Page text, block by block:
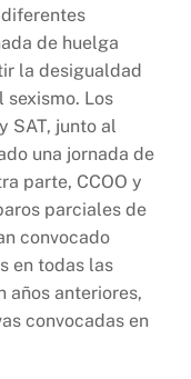
de huelga
la desigualdad
sexismo. Los
SAT, junto al
una jornada de
parte, CCOO y
parciales de
convocado
en todas las
años anteriores,
convocadas en